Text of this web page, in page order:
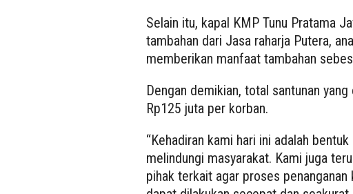
Selain itu, kapal KMP Tunu Pratama
tambahan dari Jasa raharja Putera,
memberikan manfaat tambahan
Dengan demikian, total santunan
Rp125 juta per korban.
“Kehadiran kami hari ini adalah
melindungi masyarakat. Kami juga
pihak terkait agar proses